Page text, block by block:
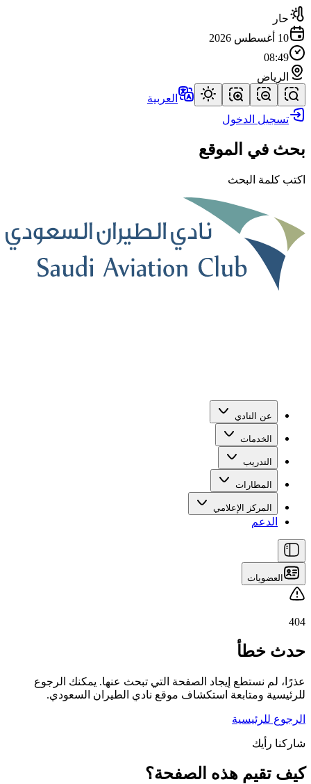
حار
10 أغسطس 2026
08:49
الرياض
العربية
تسجيل الدخول
بحث في الموقع
اكتب كلمة البحث
عن النادي
الخدمات
التدريب
المطارات
المركز الإعلامي
الدعم
العضويات
404
حدث خطأ
عذرًا، لم نستطع إيجاد الصفحة التي تبحث عنها. يمكنك الرجوع
للرئيسية ومتابعة استكشاف موقع نادي الطيران السعودي.
الرجوع للرئيسية
شاركنا رأيك
كيف تقيم هذه الصفحة؟